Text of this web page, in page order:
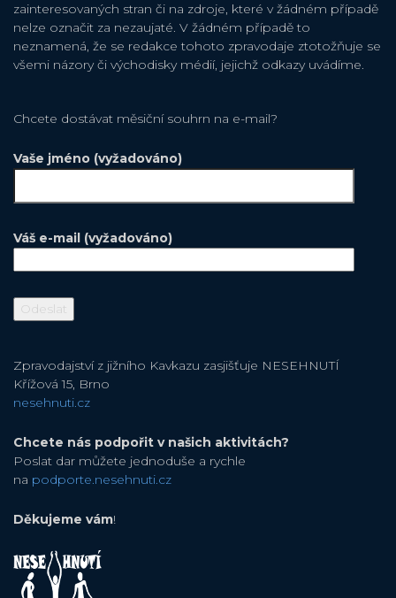
zainteresovaných stran či na zdroje, které v žádném případě
nelze označit za nezaujaté. V žádném případě to
neznamená, že se redakce tohoto zpravodaje ztotožňuje se
všemi názory či východisky médií, jejichž odkazy uvádíme.
Chcete dostávat měsiční souhrn na e-mail?
Vaše jméno (vyžadováno)
Váš e-mail (vyžadováno)
Zpravodajství z jižního Kavkazu zasjišťuje NESEHNUTÍ
Křížová 15, Brno
nesehnuti.cz
Chcete nás podpořit v našich aktivitách?
Poslat dar můžete jednoduše a rychle
na podporte.nesehnuti.cz
Děkujeme vám!